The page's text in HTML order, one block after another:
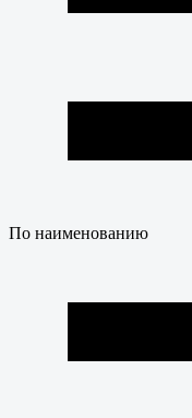
По наименованию